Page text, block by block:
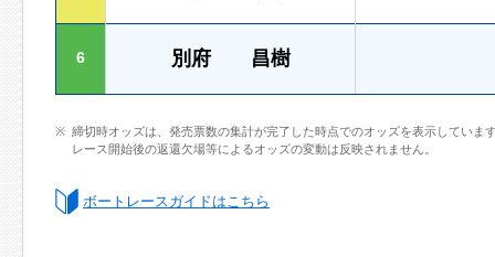
6 別府 昌樹
締切時オッズは、発売票数の集計が完了した時点でのオッズを表示していま
レース開始後の返還欠場等によるオッズの変動は反映されません。
ボートレースガイドはこちら